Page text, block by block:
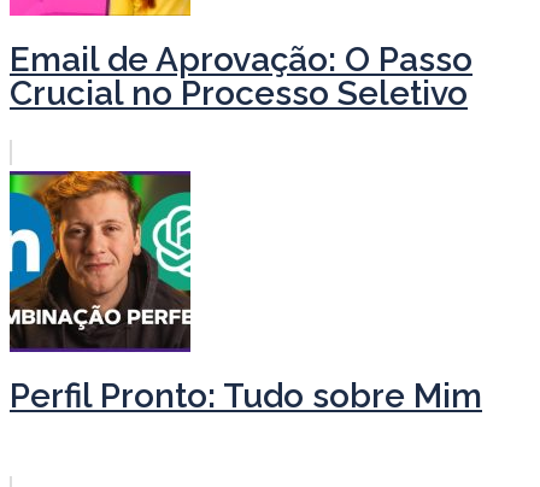
Email de Aprovação: O Passo
Crucial no Processo Seletivo
Perfil Pronto: Tudo sobre Mim